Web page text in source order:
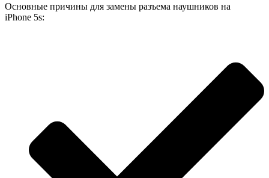
Основные причины для замены разъема наушников на
iPhone 5s: